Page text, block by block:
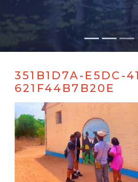
351B1D7A-E5DC-
621F44B7B20E